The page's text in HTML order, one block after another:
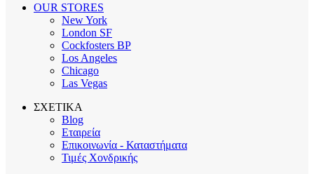
OUR STORES
New York
London SF
Cockfosters BP
Los Angeles
Chicago
Las Vegas
ΣΧΕΤΙΚΑ
Blog
Εταιρεία
Επικοινωνία - Καταστήματα
Τιμές Χονδρικής